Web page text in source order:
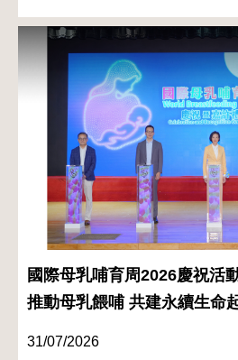
國際母乳哺育周2026慶祝活
推動母乳餵哺 共建永續生命
31/07/2026